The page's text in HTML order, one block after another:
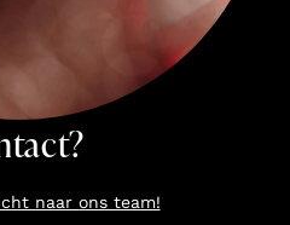
naar ons team!